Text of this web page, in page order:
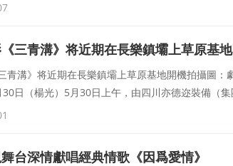
三青溝》将近期在長樂鎮壩上草原基
青溝》将近期在長樂鎮壩上草原基地開機拍攝圖：
日（楊光）5月30日上午，由四川亦德迩裝備（集
台深情獻唱經典情歌《因爲愛情》